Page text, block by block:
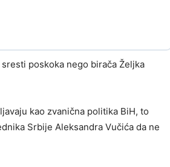
poskoka nego birača Željka
kao zvanična politika BiH, to
Srbije Aleksandra Vučića da ne